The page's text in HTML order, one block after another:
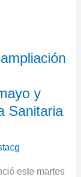
y
Sanitaria
este martes